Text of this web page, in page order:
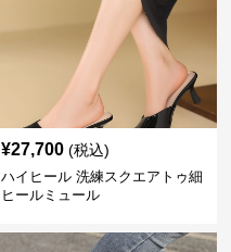
¥27,700 (税込)
ハイヒール 洗練スクエアトゥ細
ヒールミュール